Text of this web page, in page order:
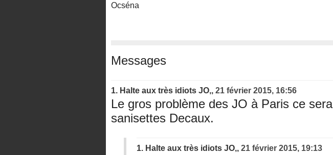
Ocséna
Messages
1. Halte aux très idiots JO,, 21 février 2015, 16:56
Le gros problème des JO à Paris ce
sanisettes Decaux.
1. Halte aux très idiots JO,, 21 février 2015, 19:13